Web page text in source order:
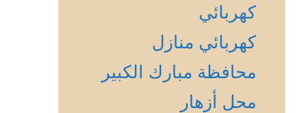
كهربائي
كهربائي منازل
محافظة مبارك الكبير
محل أزهار